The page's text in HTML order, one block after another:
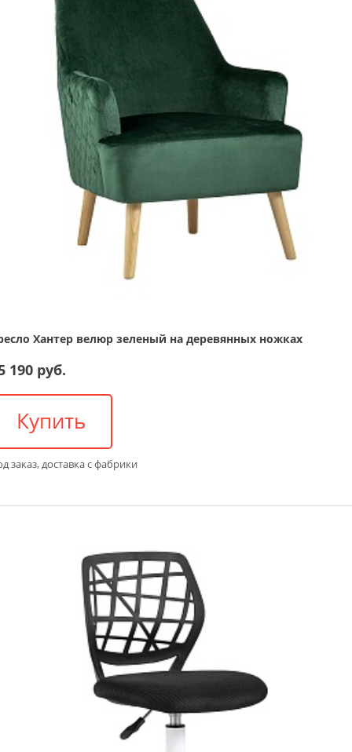
Хантер велюр зеленый на деревянных ножках
190 руб.
Купить
заказ, доставка с фабрики